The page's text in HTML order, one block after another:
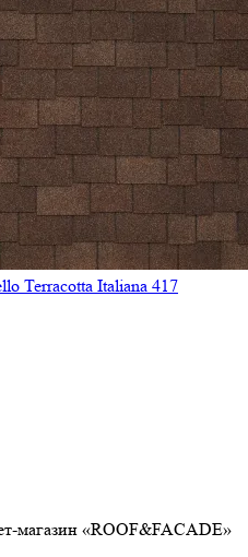
Terracotta Italiana 417
магазин «ROOF&FACADE»